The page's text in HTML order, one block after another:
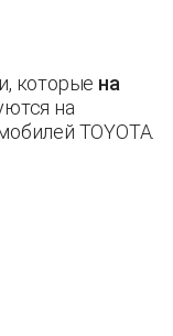
которые на
на
TOYOTA.